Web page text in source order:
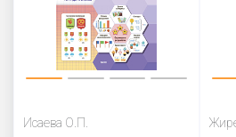
Исаева О.П.